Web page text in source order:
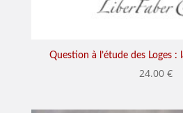
Question à l’étude des Loges :
24.00 €